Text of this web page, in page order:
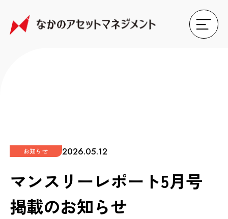
お知らせ 2026.05.12
マンスリーレポート5月号
掲載のお知らせ